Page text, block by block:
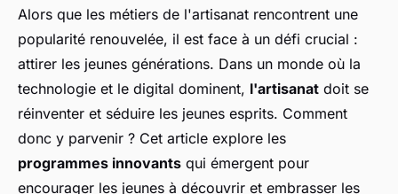
Quels programmes peuvent
encourager les jeunes à
s'intéresser aux métiers de
l'artisanat ?
sandrine•29 juillet 2024 •8 min de lecture
Alors que les métiers de l'artisanat rencontrent une
popularité renouvelée, il est face à un défi crucial :
attirer les jeunes générations. Dans un monde où la
technologie et le digital dominent, l'artisanat doit se
réinventer et séduire les jeunes esprits. Comment
donc y parvenir ? Cet article explore les
programmes innovants qui émergent pour
encourager les jeunes à découvrir et embrasser les